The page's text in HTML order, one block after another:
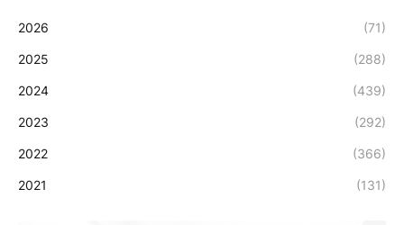
2026 (71)
2025 (288)
2024 (439)
2023 (292)
2022 (366)
2021 (131)